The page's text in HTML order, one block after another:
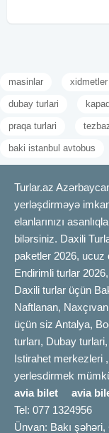
masinlar xidmetler
dubay turlari
praqa turlari
baki istanbul avtobus
Turlar.az
yerləşdirməyə
elanlarınızı
bilərsiniz. Daxili
paketler 2026, ucuz
Endirimli turlar
Daxili turlar üçün
Naftlanan,
üçün siz Antalya,
turları, Dubay
Istirahet merkezleri
yerlesdirmek
avia bilet
avia
Tel: 077 1324956
Ünvan: Bakı